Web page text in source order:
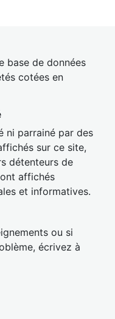
base de données
cotées en
ni parrainé par des
sur ce site,
détenteurs de
affichés
et informatives.
ou si
écrivez à